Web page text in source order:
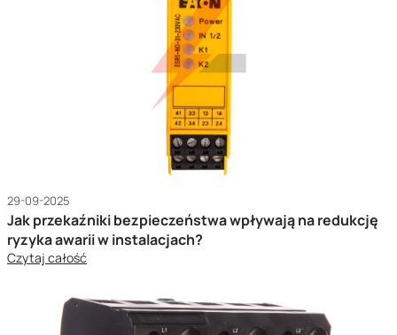
29-09-2025
Jak przekaźniki bezpieczeństwa wpływają na redukcję
ryzyka awarii w instalacjach?
Czytaj całość